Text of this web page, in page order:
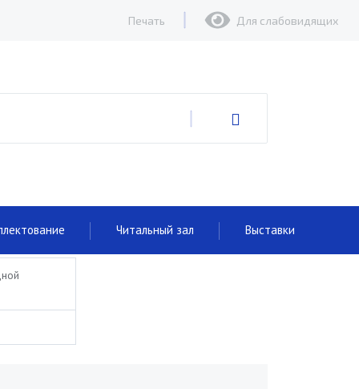
Печать Для слабовидящих
Читальный зал Выставки